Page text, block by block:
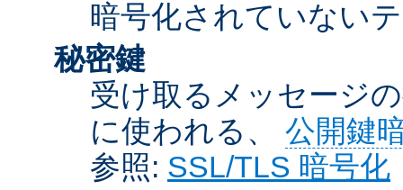
暗号化されていない
秘密鍵
受け取るメッセージ
に使われる、 公開鍵
参照: SSL/TLS 暗号化